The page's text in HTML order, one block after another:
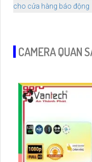
cho cửa hàng báo động
CAMERA QUAN